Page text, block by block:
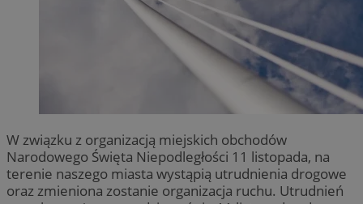
W związku z organizacją miejskich obchodów
Narodowego Święta Niepodległości 11 listopada, na
terenie naszego miasta wystąpią utrudnienia drogowe
oraz zmieniona zostanie organizacja ruchu. Utrudnień